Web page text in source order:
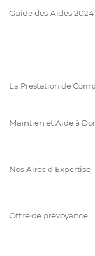
Guide des Aides 2024
La Prestation de
Maintien et Aide à
Nos Aires d'Expertise
Offre de prévoyance